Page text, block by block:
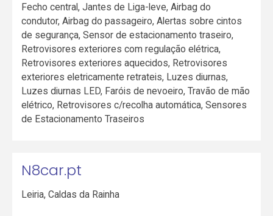
Fecho central, Jantes de Liga-leve, Airbag do
condutor, Airbag do passageiro, Alertas sobre cintos
de segurança, Sensor de estacionamento traseiro,
Retrovisores exteriores com regulação elétrica,
Retrovisores exteriores aquecidos, Retrovisores
exteriores eletricamente retrateis, Luzes diurnas,
Luzes diurnas LED, Faróis de nevoeiro, Travão de mão
elétrico, Retrovisores c/recolha automática, Sensores
de Estacionamento Traseiros
N8car.pt
Leiria,Caldas da Rainha